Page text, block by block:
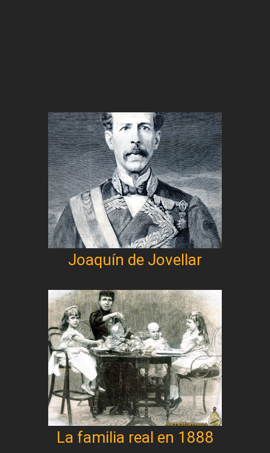
Joaquín de Jovellar
La familia real en 1888